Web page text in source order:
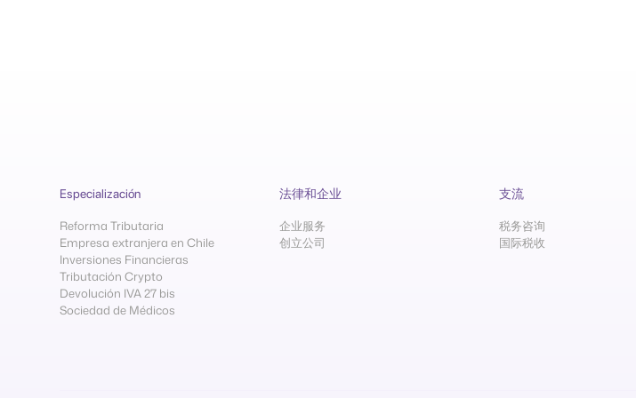
Especialización
Reforma Tributaria
Empresa extranjera en Chile
Inversiones Financieras
Tributación Crypto
Devolución IVA 27 bis
Sociedad de Médicos
法律和企业
企业服务
创立公司
支流
税务咨询
国际税收